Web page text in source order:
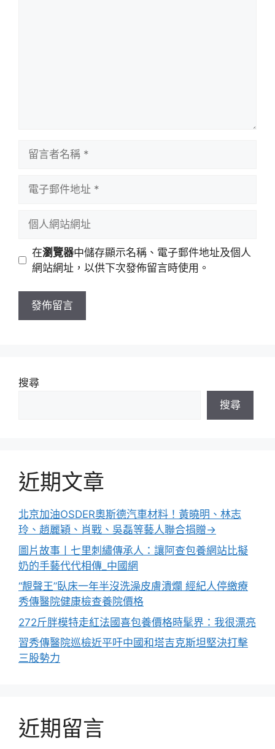
址
站
址
在瀏覽器中儲存顯示名稱、電子郵件地址及個人
網站網址，以供下次發佈留言時使用。
搜尋
搜尋
近期文章
北京加油OSDER奧斯德汽車材料！黃曉明、林志
玲、趙麗穎、肖戰、吳磊等藝人聯合捐贈→
圖片故事丨七里刺繡傳承人：讓阿查包養網站比擬
奶的手藝代代相傳_中國網
“靚聲王”臥床一年半沒洗澡皮膚潰爛 經紀人停繳療
秀傳醫院健康檢查養院價格
272斤胖模特走紅法國喜包養價格時髦界：我很漂亮
習秀傳醫院巡檢近平吁中國和塔吉克斯坦堅決打擊
三股勢力
近期留言